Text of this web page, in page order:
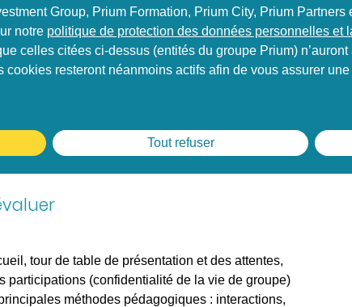
sur Energie, Désir, Ambition et Réciprocité
adaptée et variée : E-learning, Blended
et de qualité pour capter l’attention des
tour de table de présentation et des attentes,
participations (confidentialité de la vie de groupe)
méthodes pédagogiques : interactions,
Group, Prium Formation, Prium City, Prium Partners
notre politique de protection des données personnelles et
celles citées ci-dessus (entités du groupe Prium)
cookies resteront néanmoins actifs afin de vous assurer
Tout refuser